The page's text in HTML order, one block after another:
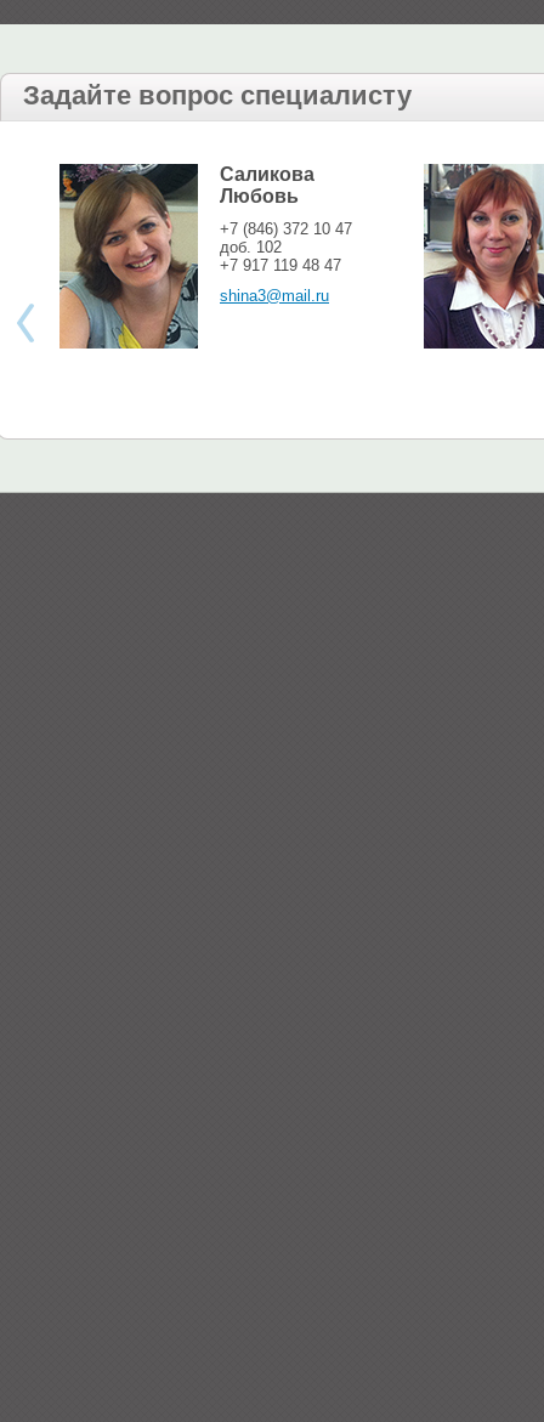
Задайте вопрос специалисту
Саликова
Любовь
+7 (846) 372 10 47
доб. 102
+7 917 119 48 47
shina3@mail.ru